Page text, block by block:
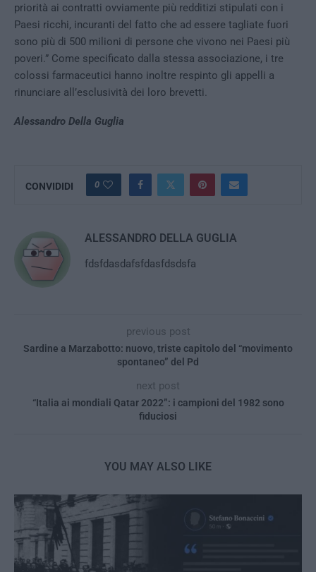
priorità ai contratti ovviamente più redditizi stipulati con i
Paesi ricchi, incuranti del fatto che ad essere tagliate fuori
sono più di 500 milioni di persone che vivono nei Paesi più
poveri.” Come specificato dalla stessa associazione, i tre
colossi farmaceutici hanno inoltre respinto gli appelli a
rinunciare all’esclusività dei loro brevetti.
Alessandro Della Guglia
CONVIDIDI 0
ALESSANDRO DELLA GUGLIA
fdsfdasdafsfdasfdsdsfa
previous post
Sardine a Marzabotto: nuovo, triste capitolo del “movimento
spontaneo” del Pd
next post
“Italia ai mondiali Qatar 2022”: i campioni del 1982 sono
fiduciosi
YOU MAY ALSO LIKE